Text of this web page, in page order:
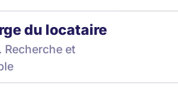
du locataire
et